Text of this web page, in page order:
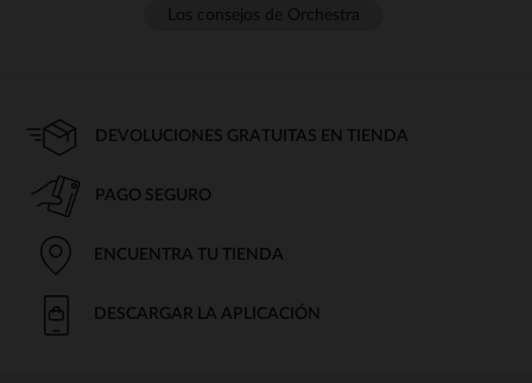
DEVOLUCIONES GRATUITAS EN TIENDA
PAGO SEGURO
ENCUENTRA TU TIENDA
DESCARGAR LA APLICACIÓN